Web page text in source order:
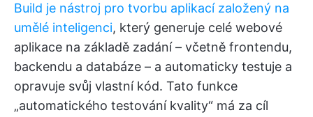
Build je nástroj pro tvorbu aplikací založený na
umělé inteligenci, který generuje celé webové
aplikace na základě zadání – včetně frontendu,
backendu a databáze – a automaticky testuje a
opravuje svůj vlastní kód. Tato funkce
„automatického testování kvality“ má za cíl